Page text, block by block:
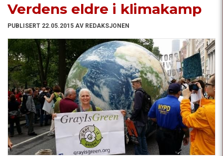
Verdens eldre i klimakamp
PUBLISERT 22.05.2015 AV REDAKSJONEN